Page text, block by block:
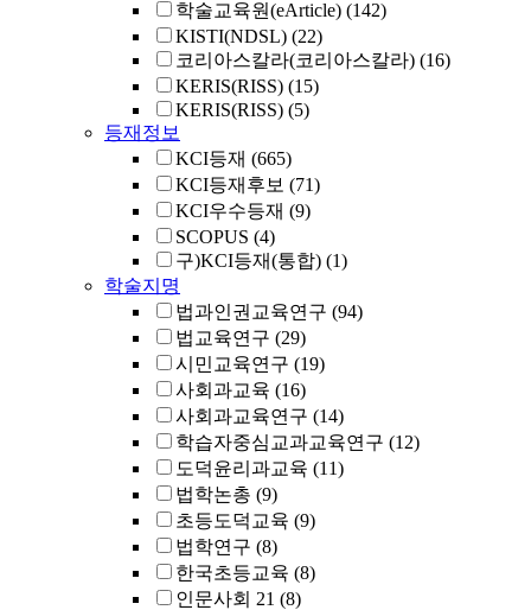
학술교육원(eArticle) (142)
KISTI(NDSL) (22)
코리아스칼라(코리아스칼라) (16)
KERIS(RISS) (15)
KERIS(RISS) (5)
등재정보
KCI등재 (665)
KCI등재후보 (71)
KCI우수등재 (9)
SCOPUS (4)
구)KCI등재(통합) (1)
학술지명
법과인권교육연구 (94)
법교육연구 (29)
시민교육연구 (19)
사회과교육 (16)
사회과교육연구 (14)
학습자중심교과교육연구 (12)
도덕윤리과교육 (11)
법학논총 (9)
초등도덕교육 (9)
법학연구 (8)
한국초등교육 (8)
인문사회 21 (8)